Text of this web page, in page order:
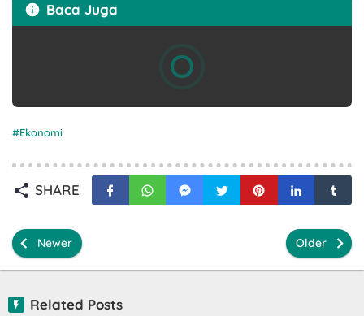
Baca Juga
Ekonomi
SHARE
Newer Older
Related Posts